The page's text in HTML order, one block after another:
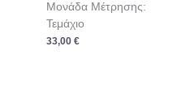
Μονάδα Μέτρησης:
Τεμάχιο
33,00 €